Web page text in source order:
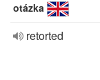
otázka
retorted